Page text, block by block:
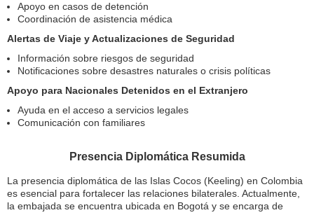
Apoyo en casos de detención
Coordinación de asistencia médica
Alertas de Viaje y Actualizaciones de Seguridad
Información sobre riesgos de seguridad
Notificaciones sobre desastres naturales o crisis políticas
Apoyo para Nacionales Detenidos en el Extranjero
Ayuda en el acceso a servicios legales
Comunicación con familiares
Presencia Diplomática Resumida
La presencia diplomática de las Islas Cocos (Keeling) en Colombia
es esencial para fortalecer las relaciones bilaterales. Actualmente,
la embajada se encuentra ubicada en Bogotá y se encarga de